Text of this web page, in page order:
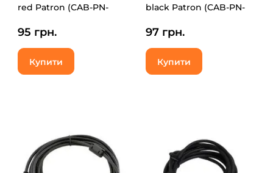
red Patron (CAB-PN-
95 грн.
Купити
black Patron (CAB-PN-
97 грн.
Купити